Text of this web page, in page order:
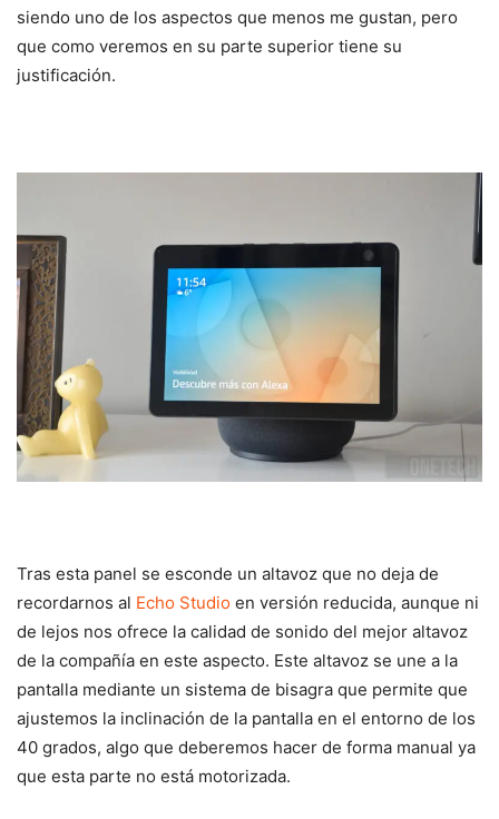
siendo uno de los aspectos que menos me gustan, pero
que como veremos en su parte superior tiene su
justificación.
Tras esta panel se esconde un altavoz que no deja de
recordarnos al Echo Studio en versión reducida, aunque ni
de lejos nos ofrece la calidad de sonido del mejor altavoz
de la compañía en este aspecto. Este altavoz se une a la
pantalla mediante un sistema de bisagra que permite que
ajustemos la inclinación de la pantalla en el entorno de los
40 grados, algo que deberemos hacer de forma manual ya
que esta parte no está motorizada.